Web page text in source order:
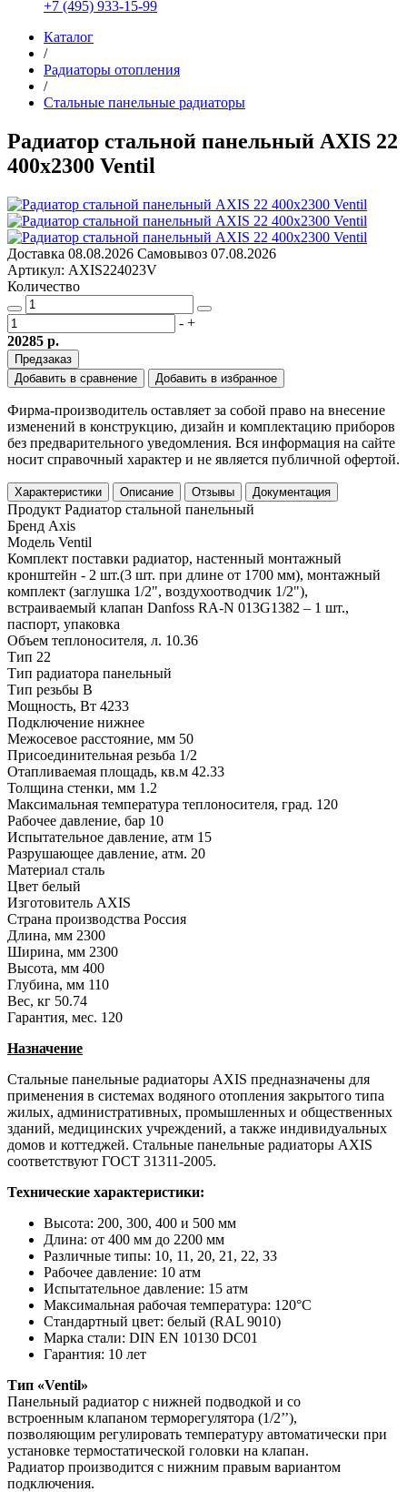
+7 (495) 933-15-99
Каталог
/
Радиаторы отопления
/
Стальные панельные радиаторы
Радиатор стальной панельный AXIS 22
400х2300 Ventil
Доставка 08.08.2026 Самовывоз 07.08.2026
Артикул: AXIS224023V
Количество
- +
20285 р.
Предзаказ
Добавить в сравнение
Добавить в избранное
Фирма-производитель оставляет за собой право на внесение
изменений в конструкцию, дизайн и комплектацию приборов
без предварительного уведомления. Вся информация на сайте
носит справочный характер и не является публичной офертой.
Характеристики Описание Отзывы Документация
Продукт Радиатор стальной панельный
Бренд Axis
Модель Ventil
Комплект поставки радиатор, настенный монтажный
кронштейн - 2 шт.(3 шт. при длине от 1700 мм), монтажный
комплект (заглушка 1/2", воздухоотводчик 1/2"),
встраиваемый клапан Danfoss RA-N 013G1382 – 1 шт.,
паспорт, упаковка
Объем теплоносителя, л. 10.36
Тип 22
Тип радиатора панельный
Тип резьбы В
Мощность, Вт 4233
Подключение нижнее
Межосевое расстояние, мм 50
Присоединительная резьба 1/2
Отапливаемая площадь, кв.м 42.33
Толщина стенки, мм 1.2
Максимальная температура теплоносителя, град. 120
Рабочее давление, бар 10
Испытательное давление, атм 15
Разрушающее давление, атм. 20
Материал сталь
Цвет белый
Изготовитель AXIS
Страна производства Россия
Длина, мм 2300
Ширина, мм 2300
Высота, мм 400
Глубина, мм 110
Вес, кг 50.74
Гарантия, мес. 120
Назначение
Стальные панельные радиаторы AXIS предназначены для
применения в системах водяного отопления закрытого типа
жилых, административных, промышленных и общественных
зданий, медицинских учреждений, а также индивидуальных
домов и коттеджей. Стальные панельные радиаторы AXIS
соответствуют ГОСТ 31311-2005.
Технические характеристики:
Высота: 200, 300, 400 и 500 мм
Длина: от 400 мм до 2200 мм
Различные типы: 10, 11, 20, 21, 22, 33
Рабочее давление: 10 атм
Испытательное давление: 15 атм
Максимальная рабочая температура: 120°C
Стандартный цвет: белый (RAL 9010)
Марка стали: DIN EN 10130 DC01
Гарантия: 10 лет
Тип «Ventil»
Панельный радиатор с нижней подводкой и со
встроенным клапаном терморегулятора (1/2’’),
позволяющим регулировать температуру автоматически при
установке термостатической головки на клапан.
Радиатор производится с нижним правым вариантом
подключения.